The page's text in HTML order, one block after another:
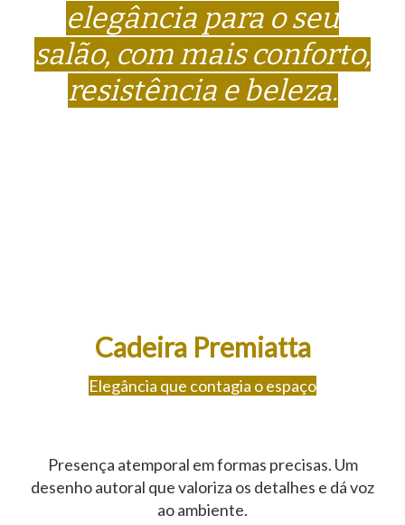
elegância para o seu
salão, com mais conforto,
resistência e beleza.
Cadeira Premiatta
Elegância que contagia o espaço
Presença atemporal em formas precisas. Um
desenho autoral que valoriza os detalhes e dá voz
ao ambiente.